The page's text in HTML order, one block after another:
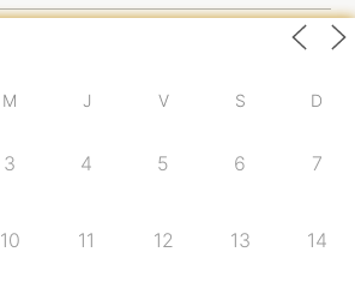
M J V S D
3 4 5 6 7
10 11 12 13 14